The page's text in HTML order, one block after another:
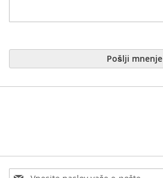
Pošlji mnenje
Prijavite